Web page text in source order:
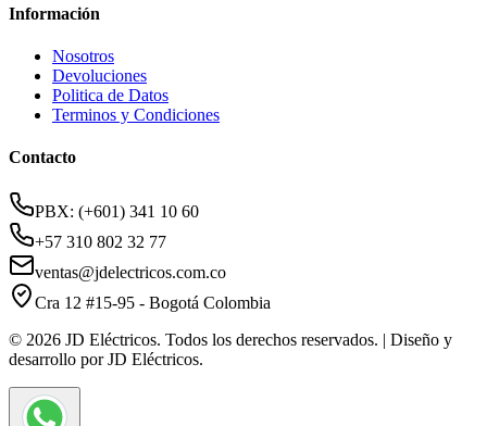
Información
Nosotros
Devoluciones
Politica de Datos
Terminos y Condiciones
Contacto
PBX: (+601) 341 10 60
+57 310 802 32 77
ventas@jdelectricos.com.co
Cra 12 #15-95 - Bogotá Colombia
© 2026 JD Eléctricos. Todos los derechos reservados. | Diseño y
desarrollo por JD Eléctricos.